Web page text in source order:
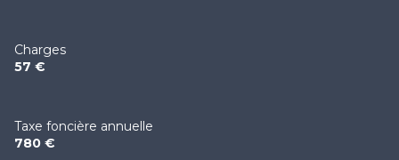
Charges
57 €
Taxe foncière annuelle
780 €